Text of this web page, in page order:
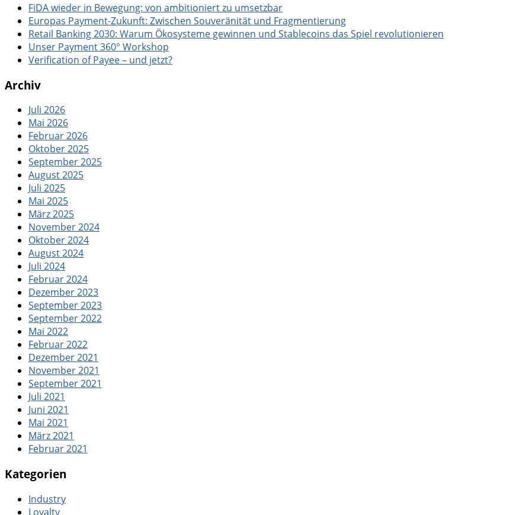
FiDA wieder in Bewegung: von ambitioniert zu umsetzbar
Europas Payment-Zukunft: Zwischen Souveränität und Fragmentierung
Retail Banking 2030: Warum Ökosysteme gewinnen und Stablecoins das Spiel revolutionieren
Unser Payment 360° Workshop
Verification of Payee – und jetzt?
Archiv
Juli 2026
Mai 2026
Februar 2026
Oktober 2025
September 2025
August 2025
Juli 2025
Mai 2025
März 2025
November 2024
Oktober 2024
August 2024
Juli 2024
Februar 2024
Dezember 2023
September 2023
September 2022
Mai 2022
Februar 2022
Dezember 2021
November 2021
September 2021
Juli 2021
Juni 2021
Mai 2021
März 2021
Februar 2021
Kategorien
Industry
Loyalty